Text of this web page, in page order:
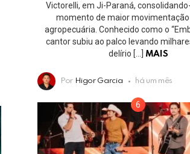
Victorelli, em Ji-Paraná,
momento de maior
agropecuária. Conhecido como o
cantor subiu ao palco levando
delírio […]
MAIS
Por Higor Garcia há um mês